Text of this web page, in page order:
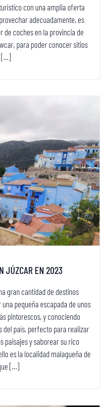
con una amplia oferta
adecuadamente, es
coches en la provincia de
para poder conocer sitios
[…]
JÚZCAR EN 2023
gran cantidad de destinos
pequeña escapada de unos
pintorescos, y conociendo
del país, perfecto para realizar
paisajes y saborear su rico
es la localidad malagueña de
[…]